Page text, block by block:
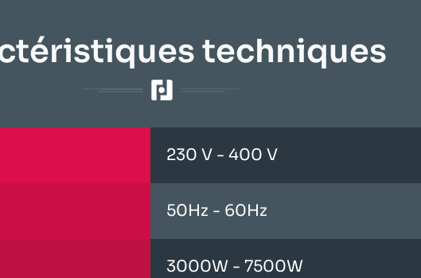
techniques​
230 V - 400 V
50Hz - 60Hz
3000W - 7500W